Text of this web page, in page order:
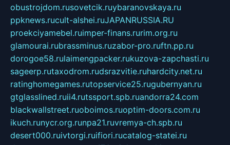
obustrojdom.rusovetcik.ruybaranovskaya.ru
ppknews.rucult-alshei.ruJAPANRUSSIA.RU
proekciyamebel.ruimper-finans.rurim.org.ru
glamourai.rubrassminus.ruzabor-pro.ruftn.pp.ru
dorogoe58.rulaimengpacker.rukuzova-zapchasti.ru
sageerp.rutaxodrom.rudsrazvitie.ruhardcity.net.ru
ratinghomegames.rutopservice25.rugubernyan.ru
gtglasslined.ruii4.rutssport.spb.ruandorra24.com
blackwallstreet.ruoboimos.ruoptim-doors.com.ru
ikuch.runycr.org.runpa21.ruvremya-ch.spb.ru
desert000.ruivtorgi.ruifiori.rucatalog-statei.ru